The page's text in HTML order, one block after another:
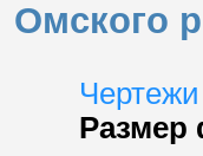
Омского
Размер